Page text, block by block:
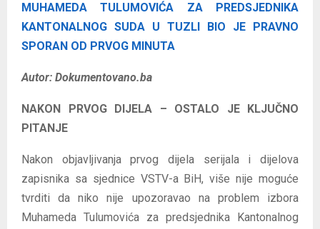
MUHAMEDA TULUMOVIĆA ZA PREDSJEDNIKA
KANTONALNOG SUDA U TUZLI BIO JE PRAVNO
SPORAN OD PRVOG MINUTA
Autor: Dokumentovano.ba
NAKON PRVOG DIJELA – OSTALO JE KLJUČNO
PITANJE
Nakon objavljivanja prvog dijela serijala i dijelova
zapisnika sa sjednice VSTV-a BiH, više nije moguće
tvrditi da niko nije upozoravao na problem izbora
Muhameda Tulumovića za predsjednika Kantonalnog